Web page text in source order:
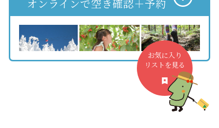
オンラインで空き確認＋予約
お気に入り
リストを見る